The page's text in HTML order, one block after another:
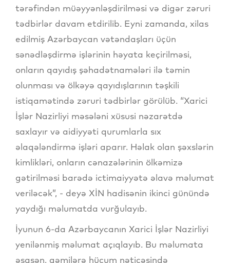
tərəfindən müəyyənləşdirilməsi və digər zəruri
tədbirlər davam etdirilib. Eyni zamanda, xilas
edilmiş Azərbaycan vətəndaşları üçün
sənədləşdirmə işlərinin həyata keçirilməsi,
onların qayıdış şəhadətnamələri ilə təmin
olunması və ölkəyə qayıdışlarının təşkili
istiqamətində zəruri tədbirlər görülüb. “Xarici
İşlər Nazirliyi məsələni xüsusi nəzarətdə
saxlayır və aidiyyəti qurumlarla sıx
əlaqələndirmə işləri aparır. Həlak olan şəxslərin
kimlikləri, onların cənazələrinin ölkəmizə
gətirilməsi barədə ictimaiyyətə əlavə məlumat
veriləcək”, - deyə XİN hadisənin ikinci günündə
yaydığı məlumatda vurğulayıb.
İyunun 6-da Azərbaycanın Xarici İşlər Nazirliyi
yenilənmiş məlumat açıqlayıb. Bu məlumata
əsasən, gəmilərə hücum nəticəsində